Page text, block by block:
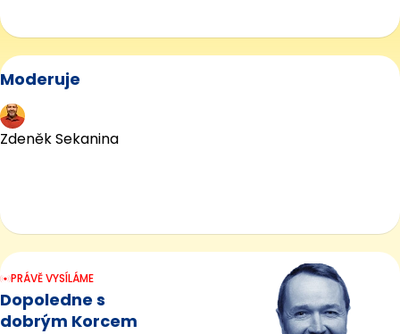
Moderuje
Zdeněk Sekanina
PRÁVĚ VYSÍLÁME
Dopoledne s
dobrým Korcem